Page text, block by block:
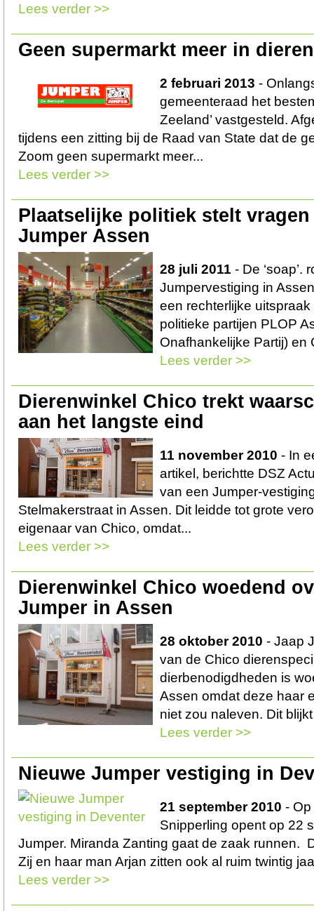
Lees verder >>
Geen supermarkt meer in
2 februari 2013 -
gemeenteraad het
Zeeland’ vastgesteld.
tijdens een zitting bij de Raad van State dat de
Zoom geen supermarkt meer...
Lees verder >>
Plaatselijke politiek stelt vragen
Jumper Assen
28 juli 2011 - De ‘soap’.
Jumpervestiging in
een rechterlijke
politieke partijen PLOP
Onafhankelijke Partij) en
Lees verder >>
Dierenwinkel Chico trekt
aan het langste eind
11 november 2010 - In
artikel, berichtte DSZ
van een Jumper-
Stelmakerstraat in Assen. Dit leidde tot grote
eigenaar van Chico, omdat...
Lees verder >>
Dierenwinkel Chico woedend
Jumper in Assen
28 oktober 2010 - Jaap
van de Chico
dierbenodigdheden is
Assen omdat deze haar
niet zou naleven. Dit
Lees verder >>
Nieuwe Jumper vestiging in
21 september 2010 -
Snipperling opent op 22
Jumper. Miranda Zanting gaat de zaak runnen.
Zij en haar man Arjan zitten ook al ruim twintig
Lees verder >>